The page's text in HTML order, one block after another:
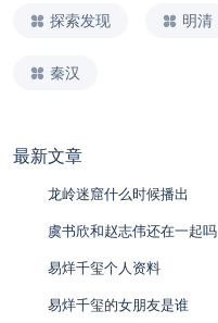
探索发现 明清
秦汉
最新文章
龙岭迷窟什么时候播出
虞书欣和赵志伟还在一起吗
易烊千玺个人资料
易烊千玺的女朋友是谁